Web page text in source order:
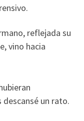
reflejada su
vino hacia
un rato.